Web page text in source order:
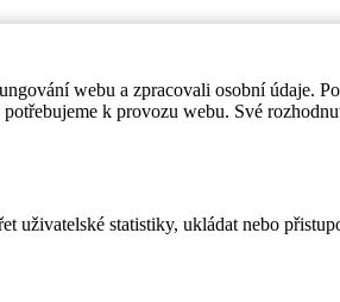
webu a zpracovali osobní údaje.
k provozu webu. Své
statistiky, ukládat nebo